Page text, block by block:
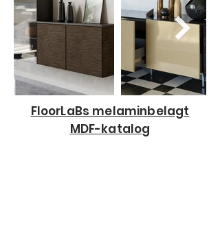
FloorLaBs melaminbelagt
MDF-katalog